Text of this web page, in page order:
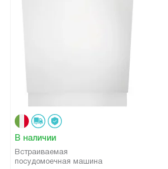
В наличии
Встраиваемая
посудомоечная машина